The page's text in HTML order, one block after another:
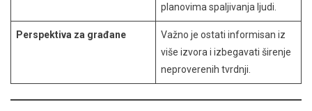
planovima spaljivanja ljudi.
Perspektiva za građane
Važno je ostati informisan iz
više izvora i izbegavati širenje
neproverenih tvrdnji.